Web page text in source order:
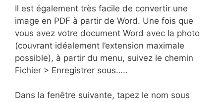
Il est également très facile de convertir une
image en PDF à partir de Word. Une fois que
vous avez votre document Word avec la photo
(couvrant idéalement l’extension maximale
possible), à partir du menu, suivez le chemin
Fichier > Enregistrer sous…..
Dans la fenêtre suivante, tapez le nom sous